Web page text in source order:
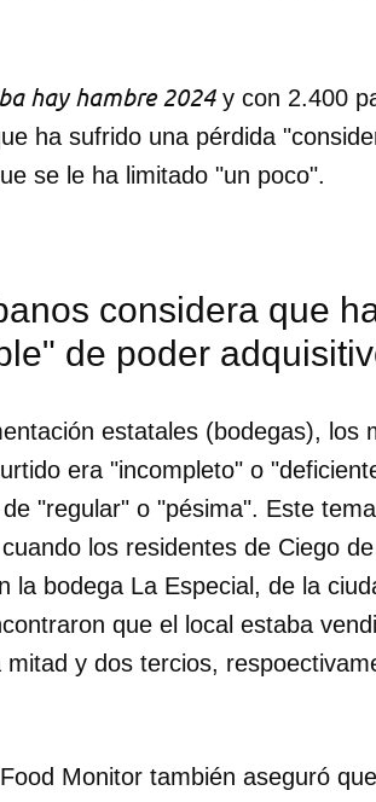
hay hambre 2024y con 2.400
ha sufrido una pérdida
se le ha limitado "un poco".
considera que
de poder
estatales (bodegas), los
era "incompleto" o
"regular" o "pésima". Este
los residentes de Ciego
la bodega La Especial, de la
que el local estaba
y dos tercios,
Monitor también aseguró